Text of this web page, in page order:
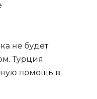
не будет
Турция
помощь в